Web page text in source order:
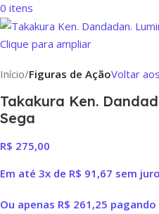
0 itens
Clique para ampliar
Início Figuras de AçãoVoltar
Takakura Ken.
Sega
R$ 275,00
Em até 3x de R$ 91,67 sem
Ou apenas R$ 261,25 pagando